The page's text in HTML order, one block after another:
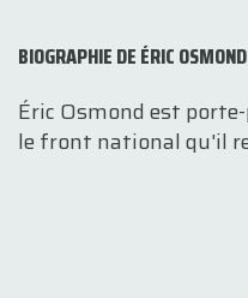
BIOGRAPHIE DE ÉRIC OSMOND
Éric Osmond est
le front national qu'il